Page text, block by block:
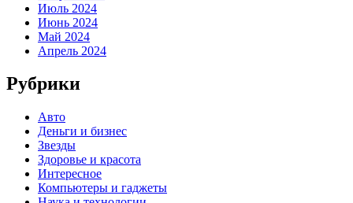
Июль 2024
Июнь 2024
Май 2024
Апрель 2024
Рубрики
Авто
Деньги и бизнес
Звезды
Здоровье и красота
Интересное
Компьютеры и гаджеты